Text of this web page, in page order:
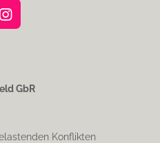
I
g
m
GbR
Konflikten